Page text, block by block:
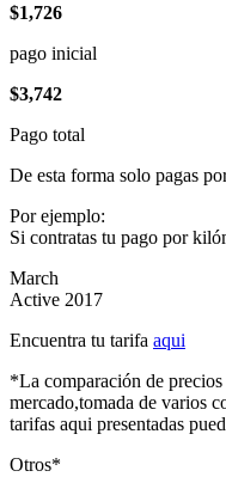
$1,726
pago inicial
$3,742
Pago total
De esta forma solo pagas
Por ejemplo:
Si contratas tu pago por
March
Active 2017
Encuentra tu tarifa aqui
*La comparación de
mercado,tomada de varios
tarifas aqui presentadas
Otros*